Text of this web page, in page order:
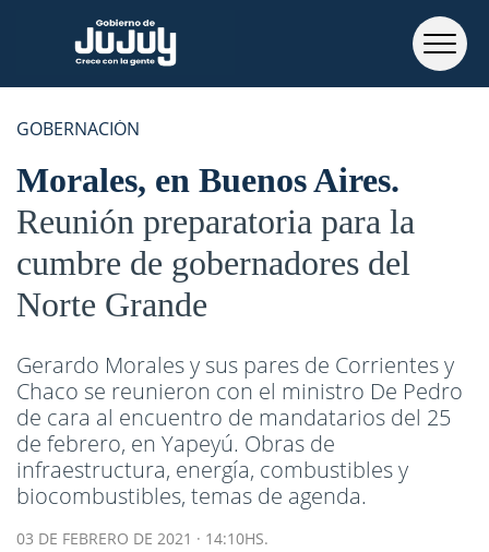
GOBERNACIÓN
Morales, en Buenos Aires
Reunión preparatoria para la
cumbre de gobernadores del
Norte Grande
Gerardo Morales y sus pares de Corrientes y
Chaco se reunieron con el ministro De Pedro
de cara al encuentro de mandatarios del 25
de febrero, en Yapeyú. Obras de
infraestructura, energía, combustibles y
biocombustibles, temas de agenda.
03 DE FEBRERO DE 2021 · 14:10HS.